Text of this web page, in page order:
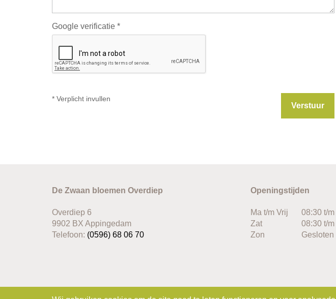
Google verificatie *
* Verplicht invullen
De Zwaan bloemen Overdiep
Overdiep 6
9902 BX Appingedam
Telefoon: (0596) 68 06 70
Openingstijden
Ma t/m Vrij
08:30 t/
Zat
08:30 t/
Zon
Gesloten